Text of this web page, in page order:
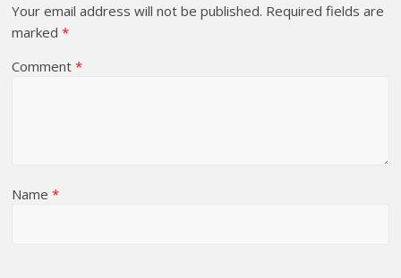
Your email address will not be published. Required fields are
marked*
Comment*
Name*